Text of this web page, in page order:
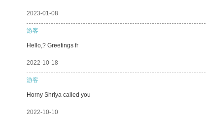
2023-01-08
游客
Hello,? Greetings fr
2022-10-18
游客
Horny Shriya called you
2022-10-10